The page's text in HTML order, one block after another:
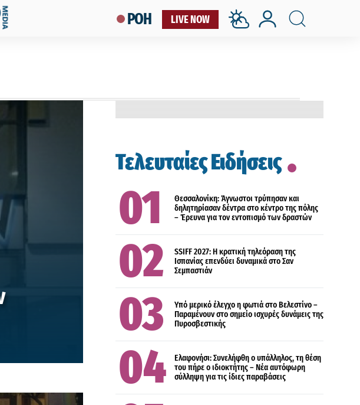
LIVE NOW
ΡΟΗ
Τελευταίες Ειδήσεις
Θεσσαλονίκη: Άγνωστοι τρύπησαν και
δηλητηρίασαν δέντρα στο κέντρο της πόλης
– Έρευνα για τον εντοπισμό των δραστών
ΠΟΛΙΤΙΣΜΟΣ
SSIFF 2027: Η κρατική τηλεόραση της
Ισπανίας επενδύει δυναμικά στο Σαν
Σεμπαστιάν
ΕΛΛΑΔΑ
Υπό μερικό έλεγχο η φωτιά στο Βελεστίνο –
Παραμένουν στο σημείο ισχυρές δυνάμεις της
Πυροσβεστικής
ΑΣΤΥΝΟΜΙΚΑ
ΕΛΛΑΔΑ
Ελαφονήσι: Συνελήφθη ο υπάλληλος, τη θέση
του πήρε ο ιδιοκτήτης – Νέα αυτόφωρη
σύλληψη για τις ίδιες παραβάσεις
ΠΟΛΙΤΙΣΜΟΣ